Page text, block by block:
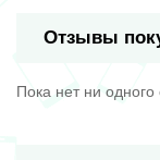
Отзывы
Пока нет ни